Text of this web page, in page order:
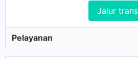
Jalur
Pelayanan